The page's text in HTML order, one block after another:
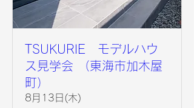
TSUKURIE モデルハウ
ス見学会 （東海市加木屋
町）
8月13日(木)